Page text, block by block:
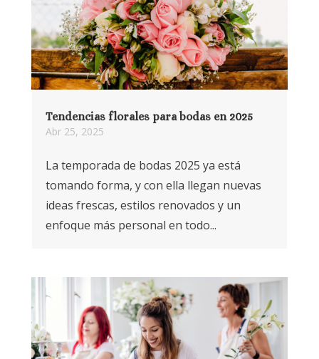
Tendencias florales para bodas en 2025
Abr 25, 2025
La temporada de bodas 2025 ya está
tomando forma, y con ella llegan nuevas
ideas frescas, estilos renovados y un
enfoque más personal en todo...